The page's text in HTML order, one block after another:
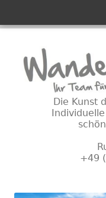
Inhalt
Die Kunst
+49